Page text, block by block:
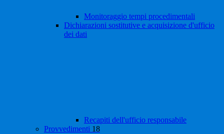
Monitoraggio tempi procedimentali
Dichiarazioni sostitutive e acquisizione d'ufficio
dei dati
Recapiti dell'ufficio responsabile
Provvedimenti 18